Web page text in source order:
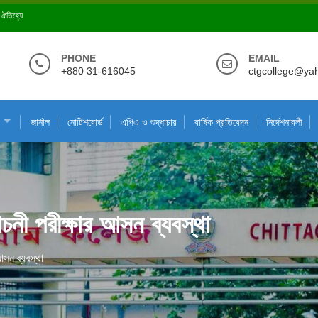
ঐতিহ্যে
PHONE
+880 31-616045
EMAIL
জার্নাল নোটিশবোর্ড এপিএ ও শুদ্ধাচার বার্ষিক প্রতিবেদন নির্দেশনাবলী
পরীক্ষার আসন ব্যবস্থা
ব্যবস্থা